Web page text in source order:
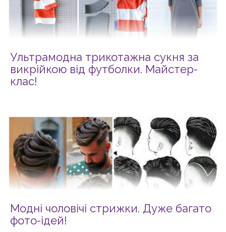
Ультрамодна трикотажна сукня за
викрійкою від футболки. Майстер-
клас!
Модні чоловічі стрижки. Дуже багато
фото-ідей!